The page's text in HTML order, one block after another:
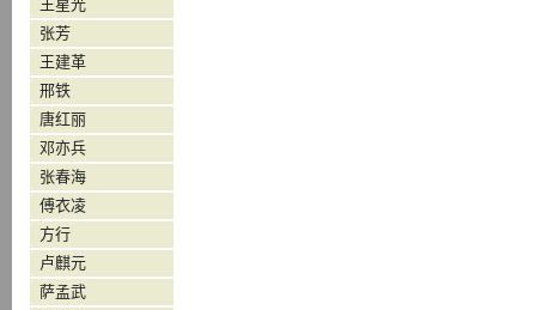
王星光
张芳
王建革
邢铁
唐红丽
邓亦兵
张春海
傅衣凌
方行
卢麒元
萨孟武